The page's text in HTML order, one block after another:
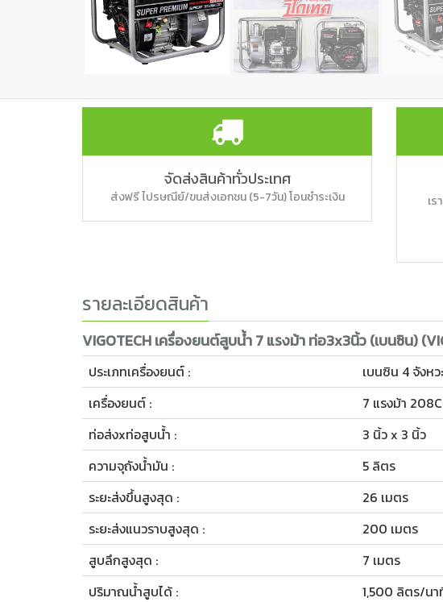
จัดส่งสินค้าทั่วประเทศ
ส่งฟรี ไปรษณีย์/ขนส่งเอกชน (5-7วัน) โอนชำระเงิน
เ
รายละเอียดสินค้า
VIGOTECH เครื่องยนต์สูบน้ำ 7 แรงม้า ท่อ3x3นิ้ว (เบนซิน)
ประเภทเครื่องยนต์ :
เบนซิน 4 จังหว
เครื่องยนต์ :
7 แรงม้า
ท่อส่งxท่อสูบน้ำ :
3 นิ้ว x 3 นิ้ว
ความจุถังน้ำมัน :
5 ลิตร
ระยะส่งขึ้นสูงสุด :
26 เมตร
ระยะส่งแนวราบสูงสุด :
200 เมตร
สูบลึกสูงสุด :
7 เมตร
ปริมาณน้ำสูบได้ :
1,500 ลิตร/นา